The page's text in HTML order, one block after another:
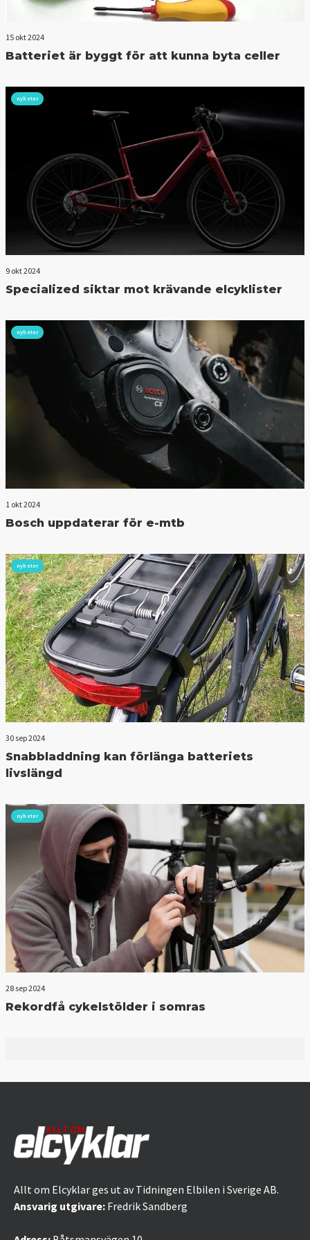
15 okt 2024
Batteriet är byggt för att kunna byta celler
nyheter
9 okt 2024
Specialized siktar mot krävande elcyklister
nyheter
1 okt 2024
Bosch uppdaterar för e-mtb
nyheter
30 sep 2024
Snabbladdning kan förlänga batteriets
livslängd
nyheter
28 sep 2024
Rekordfå cykelstölder i somras
Allt om Elcyklar ges ut av Tidningen Elbilen i Sverige AB.
Ansvarig utgivare: Fredrik Sandberg